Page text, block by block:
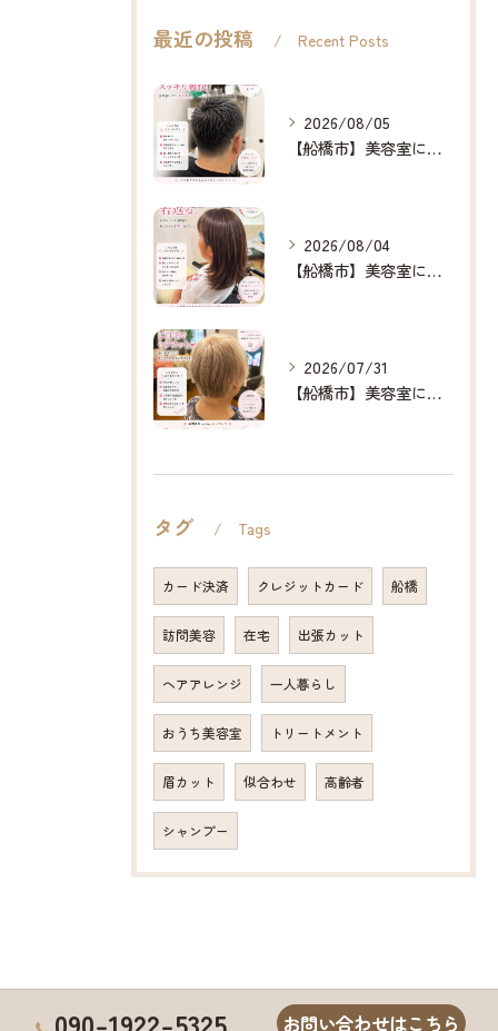
最近の投稿 Recent Posts
2026/08/05
【船橋市】美容室に行けない…をなくしたい✂️✨
2026/08/04
【船橋市】美容室に行けない…をなくしたい✂️✨
2026/07/31
【船橋市】美容室に行けない…をなくしたい✂️✨
タグ Tags
カード決済 クレジットカード 船橋
訪問美容 在宅 出張カット
ヘアアレンジ 一人暮らし
おうち美容室 トリートメント
眉カット 似合わせ 高齢者
シャンプー
お問い合わせはこちら